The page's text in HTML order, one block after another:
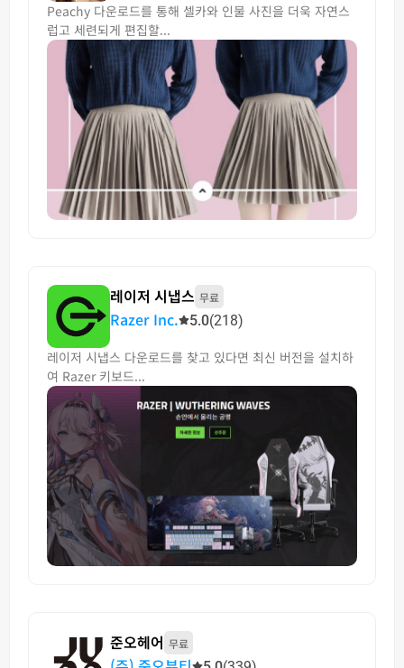
Peachy 다운로드를 통해 셀카와 인물 사진을 더욱 자연스
럽고 세련되게 편집할...
레이저 시냅스 무료
Razer Inc. 5.0(218)
레이저 시냅스 다운로드를 찾고 있다면 최신 버전을 설치하
여 Razer 키보드...
준오헤어 무료